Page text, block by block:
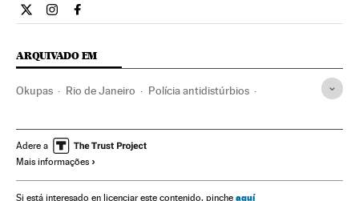
Internacional El País Brasil en Twitter
Internacional El País Brasil en Instagram
Internacional El País Brasil en Facebook
ARQUIVADO EM
Okupas Rio de Janeiro Polícia antidistúrbios
Copa do Mundo 2014 Copa do Mundo Futebol
Ação militar
América do Sul América Latina Competições
Adere a
Mais informações
Si está interesado en licenciar este contenido, pinche aquí